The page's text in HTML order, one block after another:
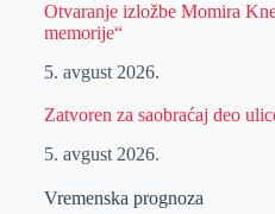
Otvaranje izložbe Momira
memorije“
5. avgust 2026.
Zatvoren za saobraćaj deo
5. avgust 2026.
Vremenska prognoza